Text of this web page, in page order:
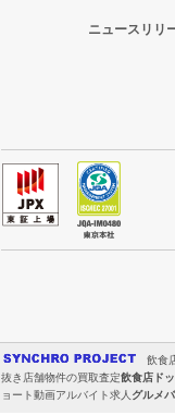
ニュースリリ
飲食
抜き店舗物件の買取査定飲食店ド
ョート動画アルバイト求人 グルメ